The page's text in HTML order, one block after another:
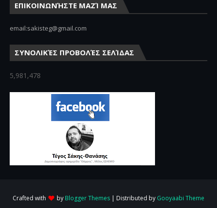
ΕΠΙΚΟΙΝΩΝΉΣΤΕ ΜΑΖΊ ΜΑΣ
email:sakisteg@gmail.com
ΣΥΝΟΛΙΚΈΣ ΠΡΟΒΟΛΈΣ ΣΕΛΊΔΑΣ
5,981,478
Crafted with by Blogger Themes | Distributed by Gooyaabi Theme